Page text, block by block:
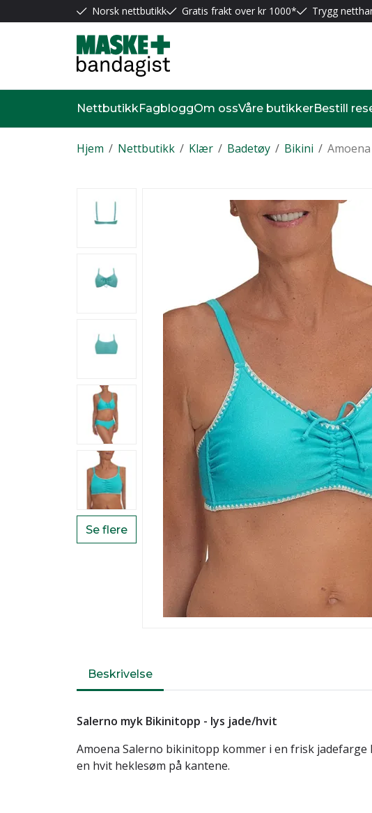
Norsk nettbutikk Gratis frakt over kr 1000* Trygg
NettbutikkFagbloggOm ossVåre butikkerBestill
/
Hjem /
Nettbutikk /
Klær /
Badetøy /
Bikini
Se flere
Beskrivelse
Salerno myk Bikinitopp - lys jade/hvit
Amoena Salerno bikinitopp kommer i en frisk jadefarge
en hvit heklesøm på kantene.